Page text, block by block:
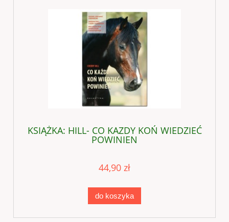
KSIĄŻKA: HILL- CO KAZDY KOŃ WIEDZIEĆ
POWINIEN
44,90 zł
do koszyka